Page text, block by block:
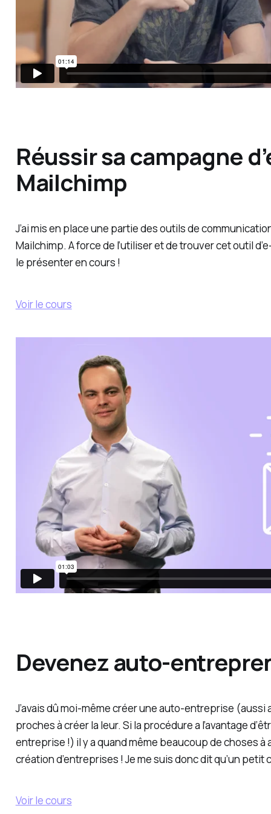
Réussir sa campagne
Mailchimp
J’ai mis en place une partie des outils de
Mailchimp. A force de l’utiliser et de trouver cet outil
le présenter en cours !
Voir le cours
Devenez auto-
J’avais dû moi-même créer une auto-entreprise
proches à créer la leur. Si la procédure a l’avantage
entreprise !) il y a quand même beaucoup de choses à
création d’entreprises ! Je me suis donc dit qu’un
Voir le cours